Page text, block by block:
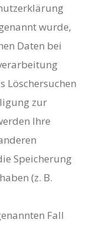
wurde,
Daten bei
Löschersuchen
zur
Ihre
Speicherung
(z. B.
Fall